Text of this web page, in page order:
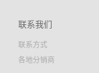
联系我们
联系方式
各地分销商